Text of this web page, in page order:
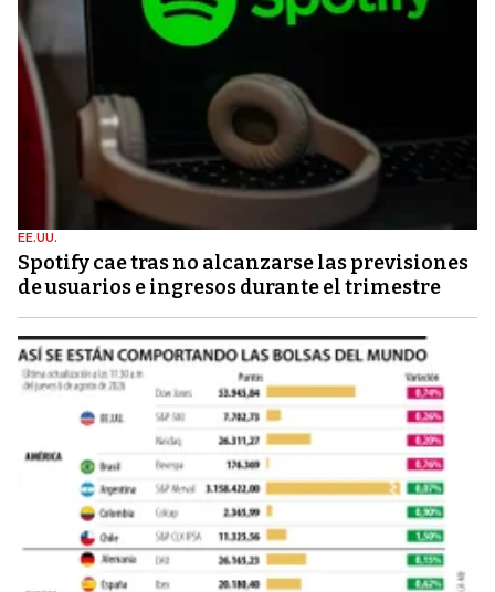
EE.UU.
Spotify cae tras no alcanzarse las previsiones
de usuarios e ingresos durante el trimestre